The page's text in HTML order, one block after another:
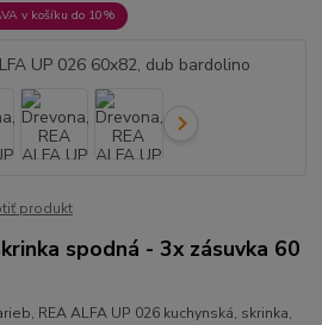
v košíku do 10%
produkt
spodná - 3x zásuvka 60
REA ALFA UP 026 kuchynská, skrinka,